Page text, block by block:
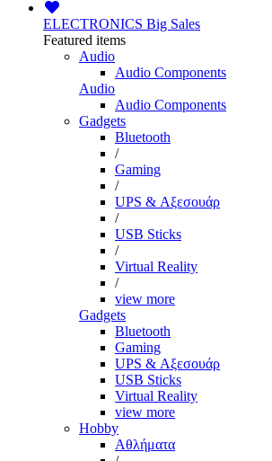
ELECTRONICS Big Sales
Featured items
Audio
Audio Components
Audio
Audio Components
Gadgets
Bluetooth
/
Gaming
/
UPS & Αξεσουάρ
/
USB Sticks
/
Virtual Reality
/
view more
Gadgets
Bluetooth
Gaming
UPS & Αξεσουάρ
USB Sticks
Virtual Reality
view more
Hobby
Αθλήματα